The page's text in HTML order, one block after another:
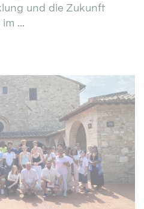
und die Zukunft
...